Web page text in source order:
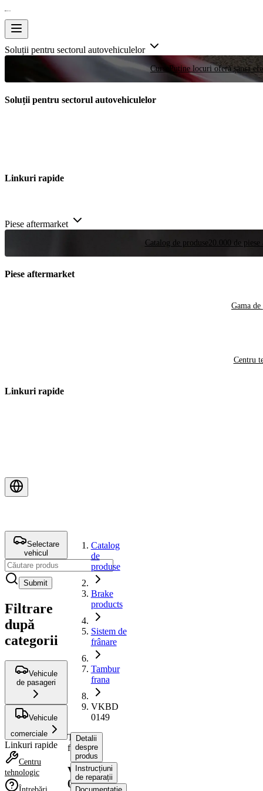
Soluții pentru sectorul autovehiculelor
Curse Puține locuri oferă șansa
Soluții pentru sectorul autovehiculelor
Linkuri rapide
Piese aftermarket
Catalog de produse 20.000 de
Piese aftermarket
Gama de
Centru
Linkuri rapide
Selectare
vehicul
Submit
Filtrare
după
categorii
Vehicule
de pasageri
Vehicule
comerciale
Linkuri rapide
Centru
tehnologic
Catalog
de
produse
Brake
products
Sistem de
frânare
Tambur
frana
VKBD
0149
Tambur
frana
VKBD
0149
Detalii
despre
produs
Instrucțiuni
de reparații